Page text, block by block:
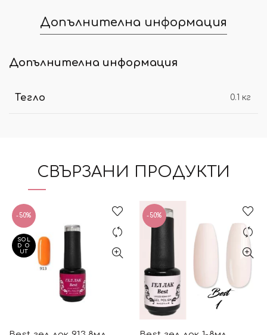
Допълнителна информация
Допълнителна информация
Тегло 0.1 кг
СВЪРЗАНИ ПРОДУКТИ
-50%
SOL
D O
UT
-50%